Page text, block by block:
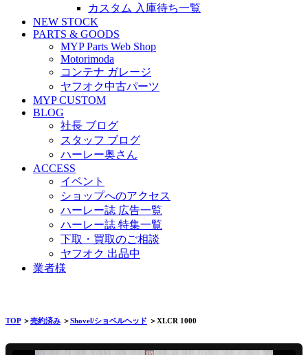
カスタム 入庫待ち一覧
NEW STOCK
PARTS & GOODS
MYP Parts Web Shop
Motorimoda
コンテナ ガレージ
ヤフオク中古パーツ
MYP CUSTOM
BLOG
社長 ブログ
スタッフ ブログ
ハーレー奥さん
ACCESS
イベント
ショップへのアクセス
ハーレー誌 広告一覧
ハーレー誌 特集一覧
下取・買取のご相談
ヤフオク 出品中
業者様
TOP＞売約済み ＞Shovel/ショベルヘッド ＞XLCR 1000